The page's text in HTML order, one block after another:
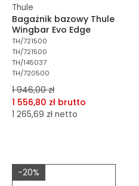
Thule
Bagażnik bazowy Thule
Wingbar Evo Edge
TH/721500
TH/721500
TH/145037
TH/720500
1 946,00 zł
1 556,80 zł brutto
1 265,69 zł netto
Do koszyka
-20%